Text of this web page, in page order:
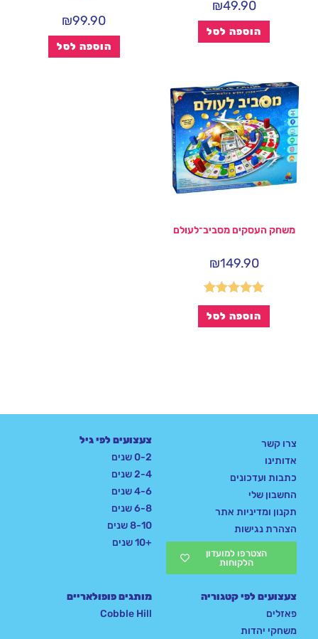
₪49.90
הוספה לסל
₪99.90
הוספה לסל
משחק העסקים מסביב־לעולם
₪149.90
דורג5.00
מתוך 5
הוספה לסל
צרו קשר
אדותינו
כתבות ועדכונים
החשבון שלי
תקנון ומדיניות אתר
הצהרת נגישות
הצטרפו למועדון
הלקוחות
צעצועים לפי גיל
0-2 שנים
2-4 שנים
4-6 שנים
6-8 שנים
8-10 שנים
+10 שנים
צעצועים לפי קטגוריה
פאזלים
משחקי יהדות
מותגים פופולאריים
Cobble Hill